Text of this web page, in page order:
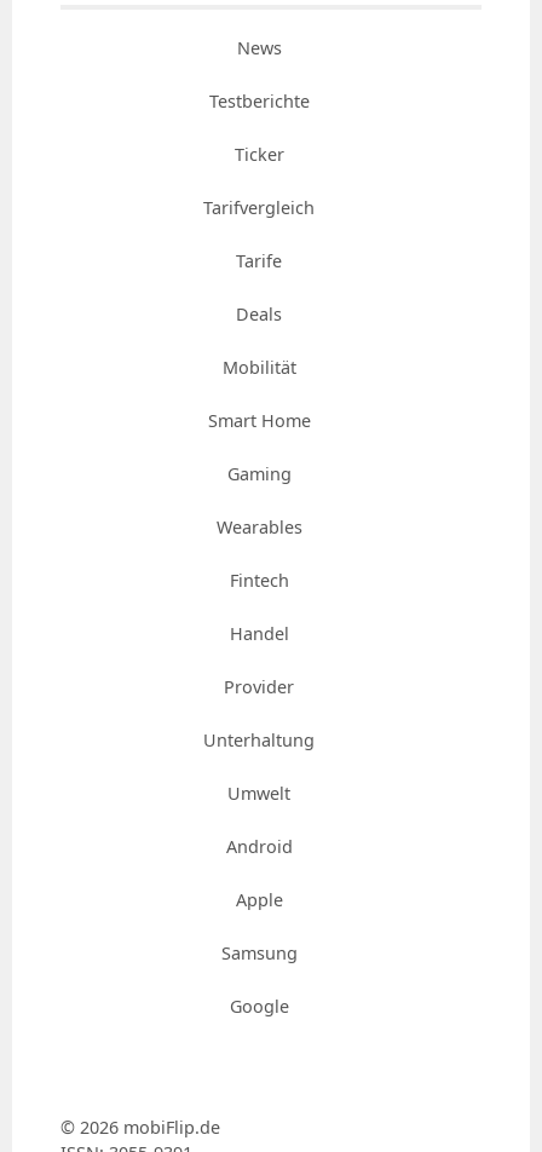
News
Testberichte
Ticker
Tarifvergleich
Tarife
Deals
Mobilität
Smart Home
Gaming
Wearables
Fintech
Handel
Provider
Unterhaltung
Umwelt
Android
Apple
Samsung
Google
© 2026 mobiFlip.de